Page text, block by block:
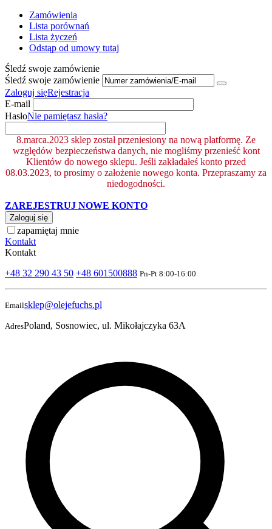
Zamówienia
Lista porównań
Lista życzeń
Odstąp od umowy tutaj
Śledź swoje zamówienie
Śledź swoje zamówienie
Zaloguj sięRejestracja
E-mail
HasłoNie pamiętasz hasła?
8.marca.2023 sklep został przeniesiony na nową platformę. Ze
względów bezpieczeństwa danych, nie mogliśmy przenieść kont
Klientów do nowego sklepu. Jeśli zakładałeś konto przed
08.03.2023, to prosimy o założenie nowego konta. Przepraszamy za
niedogodności.
ZAREJESTRUJ NOWE KONTO
Zaloguj się
zapamiętaj mnie
Kontakt
Kontakt
+48 32 290 43 50 +48 601500888 Pn-Pt 8:00-16:00
Emailsklep@olejefuchs.pl
AdresPoland, Sosnowiec, ul. Mikołajczyka 63A